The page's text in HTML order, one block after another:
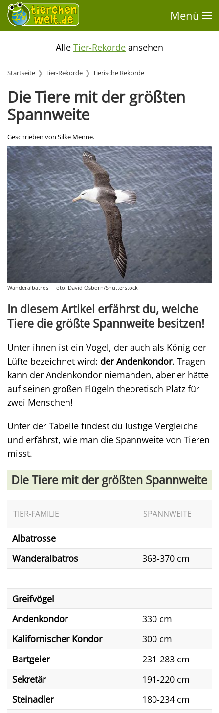
Menü
Alle Tier-Rekorde ansehen
Startseite Tier-Rekorde Tierische Rekorde
Die Tiere mit der größten
Spannweite
Geschrieben von Silke Menne.
Wanderalbatros - Foto: David Osborn/Shutterstock
In diesem Artikel erfährst du, welche
Tiere die größte Spannweite besitzen!
Unter ihnen ist ein Vogel, der auch als König der
Lüfte bezeichnet wird: der Andenkondor. Tragen
kann der Andenkondor niemanden, aber er hätte
auf seinen großen Flügeln theoretisch Platz für
zwei Menschen!
Unter der Tabelle findest du lustige Vergleiche
und erfährst, wie man die Spannweite von Tieren
misst.
Die Tiere mit der größten Spannweite
TIER-FAMILIE SPANNWEITE
Albatrosse
Wanderalbatros
363-370 cm
Greifvögel
Andenkondor
330 cm
Kalifornischer Kondor
300 cm
Bartgeier
231-283 cm
Sekretär
191-220 cm
Steinadler
180-234 cm